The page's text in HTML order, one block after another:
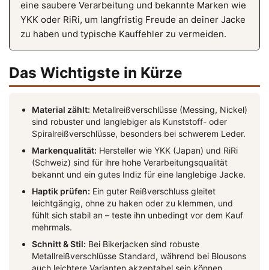
eine saubere Verarbeitung und bekannte Marken wie
YKK oder RiRi, um langfristig Freude an deiner Jacke
zu haben und typische Kauffehler zu vermeiden.
Das Wichtigste in Kürze
Material zählt: Metallreißverschlüsse (Messing, Nickel)
sind robuster und langlebiger als Kunststoff- oder
Spiralreißverschlüsse, besonders bei schwerem Leder.
Markenqualität: Hersteller wie YKK (Japan) und RiRi
(Schweiz) sind für ihre hohe Verarbeitungsqualität
bekannt und ein gutes Indiz für eine langlebige Jacke.
Haptik prüfen: Ein guter Reißverschluss gleitet
leichtgängig, ohne zu haken oder zu klemmen, und
fühlt sich stabil an – teste ihn unbedingt vor dem Kauf
mehrmals.
Schnitt & Stil: Bei Bikerjacken sind robuste
Metallreißverschlüsse Standard, während bei Blousons